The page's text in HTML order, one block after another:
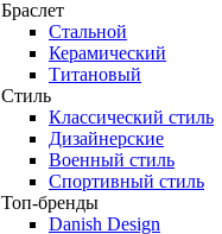
Браслет
Стальной
Керамический
Титановый
Стиль
Классический стиль
Дизайнерские
Военный стиль
Спортивный стиль
Топ-бренды
Danish Design